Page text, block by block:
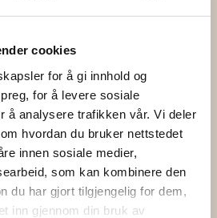
cookies
for å gi innhold og
for å levere sosiale
å analysere trafikken vår. Vi deler
hvordan du bruker nettstedet
innen sosiale medier,
som kan kombinere den
du har gjort tilgjengelig for dem,
inn gjennom din bruk av
Gullvåg